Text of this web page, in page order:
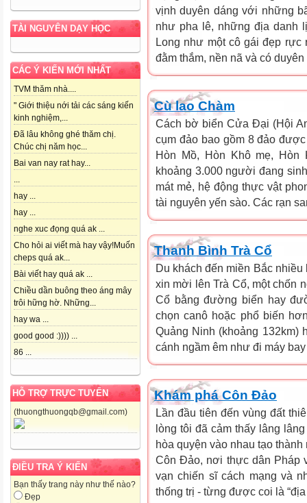
TÀI NGUYÊN DẠY HỌC
CÁC Ý KIẾN MỚI NHẤT
TVM thăm nhà....
" Giới thiệu nới tải các sáng kiến
kinh nghiệm,...
Đã lâu không ghé thăm chị.
Chúc chị năm học...
Bai van nay rat hay...
...
hay ...
hay ...
nghe xuc đọng quá ak ...
Cho hỏi ai viết mà hay vậy!Muốn
cheps quá ak...
Bài viết hay quá ak ...
Chiều dần buông theo áng mây
trôi hững hờ. Những...
hay wa ...
good good :)))) ...
86 ...
HỖ TRỢ TRỰC TUYẾN
(thuongthuongqb@gmail.com)
ĐIỀU TRA Ý KIẾN
Bạn thấy trang này như thế nào?
Đẹp
vịnh duyên dáng với những
như pha lê, những địa danh
Long như một cô gái đẹp
đằm thắm, nền nã và có duyên
Cù lao Chàm
Cách bờ biển Cửa Đại (Hội
cụm đảo bao gồm 8 đảo
Hòn Mồ, Hòn Khô mẹ,
khoảng 3.000 người đang
mát mẻ, hệ động thực vật
tài nguyên yến sào. Các rạn
Thanh Bình Trà Cổ
Du khách đến miền Bắc
xin mời lên Trà Cổ, một chốn
Cổ bằng đường biển hay
chọn canô hoặc phổ biến
Quảng Ninh (khoảng 132km)
cánh ngầm êm như đi máy
Khám phá Côn Đảo
Lần đầu tiên đến vùng đất
lòng tôi đã cảm thấy lâng
hòa quyện vào nhau tạo
Côn Đảo, nơi thực dân Pháp
vạn chiến sĩ cách mạng và
thống trị - từng được coi là “địa